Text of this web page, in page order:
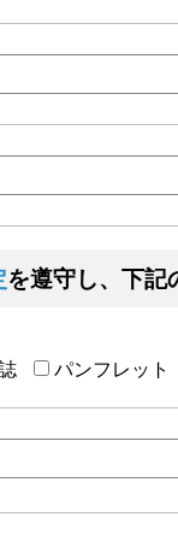
を遵守し、下記
パンフレット